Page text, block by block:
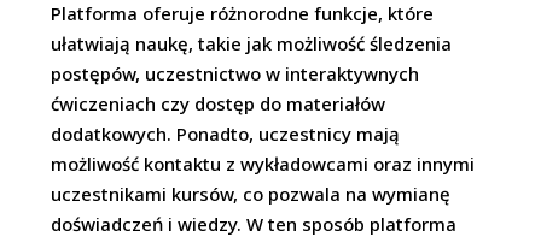
Platforma oferuje różnorodne funkcje, które
ułatwiają naukę, takie jak możliwość śledzenia
postępów, uczestnictwo w interaktywnych
ćwiczeniach czy dostęp do materiałów
dodatkowych. Ponadto, uczestnicy mają
możliwość kontaktu z wykładowcami oraz innymi
uczestnikami kursów, co pozwala na wymianę
doświadczeń i wiedzy. W ten sposób platforma